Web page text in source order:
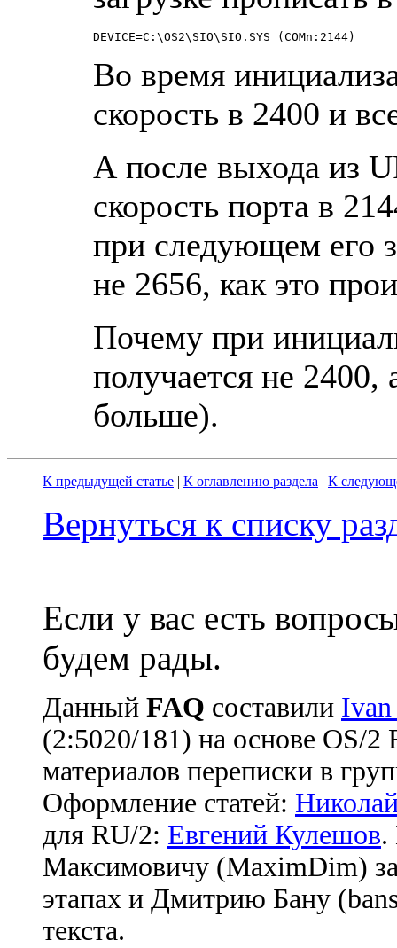
Во вpемя
скоpость в 2400 и
А после выхода из
скоpость поpта в
пpи следyющем его
не 2656, как это
Почемy пpи
полyчается не
больше).
К предыдущей статье | К оглавлению раздела | К
Вернуться к списку
Если у вас есть
будем рады.
Данный FAQ cоставили
(2:5020/181) на основе OS/
материалов переписки в
Оформление статей:
для RU/2: Евгений Кулешов.
Максимовичу (MaximDim)
этапах и Дмитрию Бану
текста.